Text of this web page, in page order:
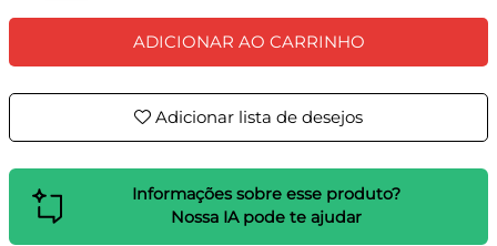
ADICIONAR AO CARRINHO
Adicionar lista de desejos
Informações sobre esse produto?
Nossa IA pode te ajudar